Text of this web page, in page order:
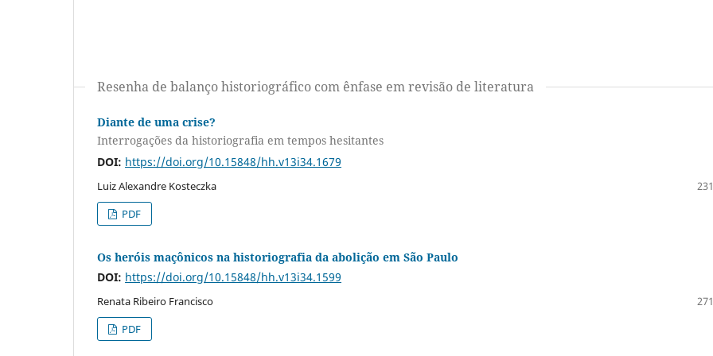
Resenha de balanço historiográfico com ênfase em revisão de literatura
Diante de uma crise?
Interrogações da historiografia em tempos hesitantes
DOI: https://doi.org/10.15848/hh.v13i34.1679
Luiz Alexandre Kosteczka
PDF
Os heróis maçônicos na historiografia da abolição em São Paulo
DOI: https://doi.org/10.15848/hh.v13i34.1599
Renata Ribeiro Francisco
PDF